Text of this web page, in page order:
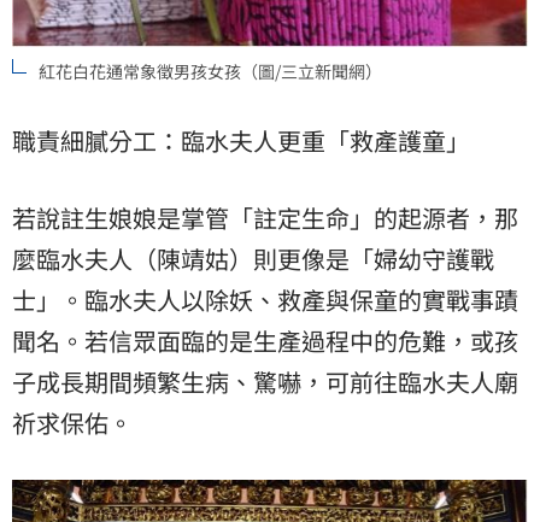
紅花白花通常象徵男孩女孩（圖/三立新聞網）
職責細膩分工：臨水夫人更重「救產護童」
若說註生娘娘是掌管「註定生命」的起源者，那
麼臨水夫人（陳靖姑）則更像是「婦幼守護戰
士」。臨水夫人以除妖、救產與保童的實戰事蹟
聞名。若信眾面臨的是生產過程中的危難，或孩
子成長期間頻繁生病、驚嚇，可前往臨水夫人廟
祈求保佑。